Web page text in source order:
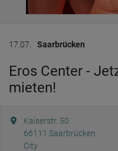
17.07. Saarbrücken
Eros Center -
mieten!
Kaiserstr. 50
66111 Saarbrücken
City